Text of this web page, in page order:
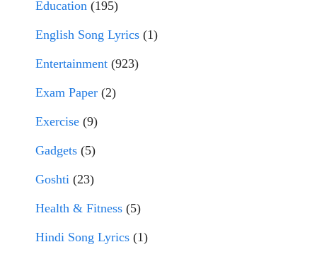
Education (195)
English Song Lyrics (1)
Entertainment (923)
Exam Paper (2)
Exercise (9)
Gadgets (5)
Goshti (23)
Health & Fitness (5)
Hindi Song Lyrics (1)